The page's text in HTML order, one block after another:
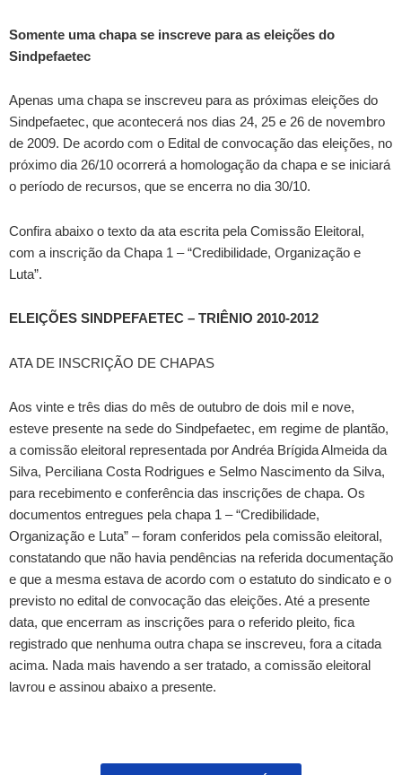
Somente uma chapa se inscreve para as eleições do
Sindpefaetec
Apenas uma chapa se inscreveu para as próximas eleições do
Sindpefaetec, que acontecerá nos dias 24, 25 e 26 de novembro
de 2009. De acordo com o Edital de convocação das eleições, no
próximo dia 26/10 ocorrerá a homologação da chapa e se iniciará
o período de recursos, que se encerra no dia 30/10.
Confira abaixo o texto da ata escrita pela Comissão Eleitoral,
com a inscrição da Chapa 1 – “Credibilidade, Organização e
Luta”.
ELEIÇÕES SINDPEFAETEC – TRIÊNIO 2010-2012
ATA DE INSCRIÇÃO DE CHAPAS
Aos vinte e três dias do mês de outubro de dois mil e nove,
esteve presente na sede do Sindpefaetec, em regime de plantão,
a comissão eleitoral representada por Andréa Brígida Almeida da
Silva, Perciliana Costa Rodrigues e Selmo Nascimento da Silva,
para recebimento e conferência das inscrições de chapa. Os
documentos entregues pela chapa 1 – “Credibilidade,
Organização e Luta” – foram conferidos pela comissão eleitoral,
constatando que não havia pendências na referida documentação
e que a mesma estava de acordo com o estatuto do sindicato e o
previsto no edital de convocação das eleições. Até a presente
data, que encerram as inscrições para o referido pleito, fica
registrado que nenhuma outra chapa se inscreveu, fora a citada
acima. Nada mais havendo a ser tratado, a comissão eleitoral
lavrou e assinou abaixo a presente.